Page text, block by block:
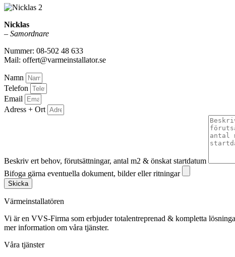
Nicklas
– Samordnare
Nummer: 08-502 48 633
Mail: offert@varmeinstallator.se
Namn
Telefon
Email
Adress + Ort
Beskriv ert behov, förutsättningar, antal m2 & önskat startdatum
Bifoga gärna eventuella dokument, bilder eller ritningar
Skicka
Värmeinstallatören
Vi är en VVS-Firma som erbjuder totalentreprenad & kompletta
mer information om våra tjänster.
Våra tjänster